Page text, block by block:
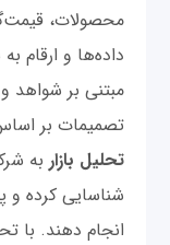
محصولات،
داده‌ها و ارقام
مبتنی بر شواهد
تصمیمات بر
تحلیل بازار به
شناسایی کرده و
انجام دهند. با